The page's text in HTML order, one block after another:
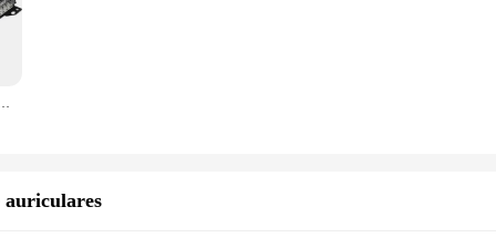
build and classic design make it a perfect fit for a variety of audio
DJs, and audiophiles who demand the best in sound quality and
de sonido de aleación de aluminio, amplificador de Audio portátil profesional, modificado